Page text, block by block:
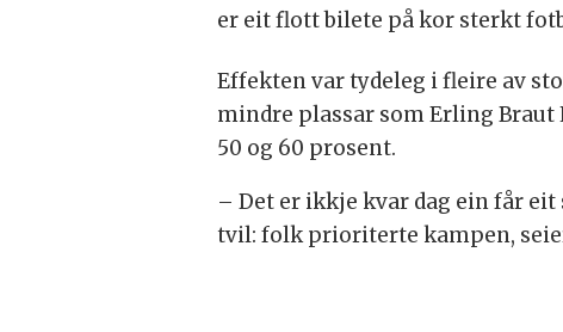
er eit flott bilete på kor sterkt
Effekten var tydeleg i fleire av
mindre plassar som Erling Braut
50 og 60 prosent.
– Det er ikkje kvar dag ein får
tvil: folk prioriterte kampen,